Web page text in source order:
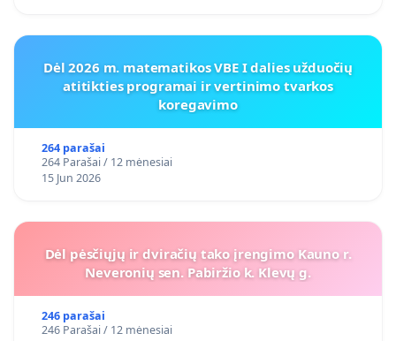
Dėl 2026 m. matematikos VBE I dalies užduočių
atitikties programai ir vertinimo tvarkos
koregavimo
264 parašai
264 Parašai / 12 mėnesiai
15 Jun 2026
Dėl pėsčiųjų ir dviračių tako įrengimo Kauno r.
Neveronių sen. Pabiržio k. Klevų g.
246 parašai
246 Parašai / 12 mėnesiai